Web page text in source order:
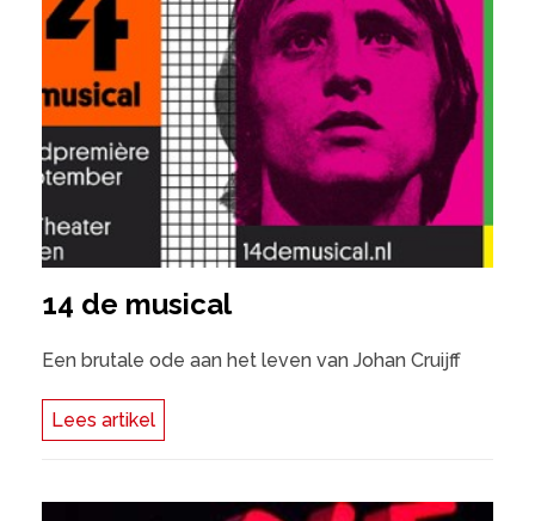
14 de musical
Een brutale ode aan het leven van Johan Cruijff
Lees artikel